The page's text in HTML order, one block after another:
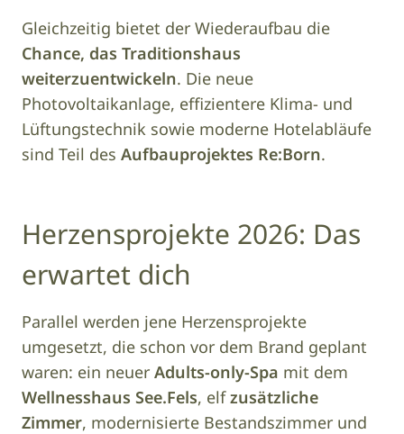
Gleichzeitig bietet der Wiederaufbau die
Chance, das Traditionshaus
weiterzuentwickeln. Die neue
Photovoltaikanlage, effizientere Klima- und
Lüftungstechnik sowie moderne Hotelabläufe
sind Teil des Aufbauprojektes Re:Born.
Herzensprojekte 2026: Das
erwartet dich
Parallel werden jene Herzensprojekte
umgesetzt, die schon vor dem Brand geplant
waren: ein neuer Adults-only-Spa mit dem
Wellnesshaus See.Fels, elfzusätzliche
Zimmer, modernisierte Bestandszimmer und